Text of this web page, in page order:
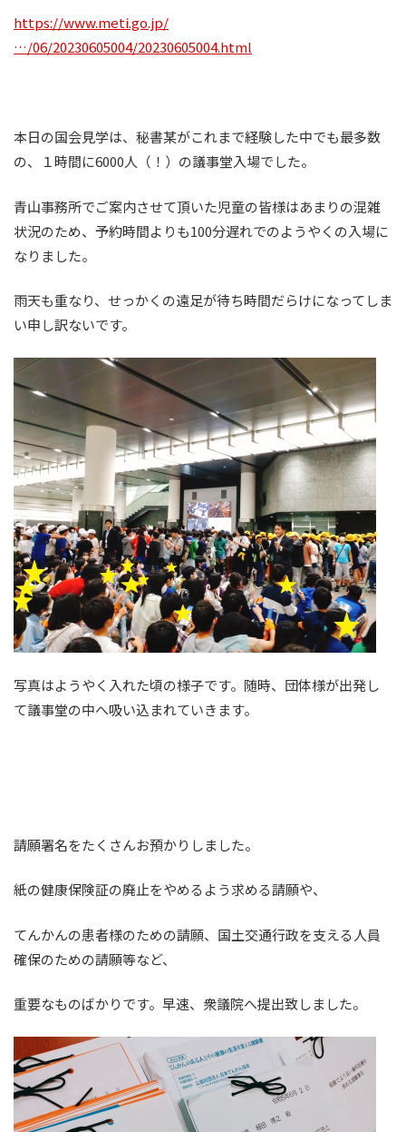
https://www.meti.go.jp/
…/06/20230605004/20230605004.html
本日の国会見学は、秘書某がこれまで経験した中でも最多数
の、１時間に6000人（！）の議事堂入場でした。
青山事務所でご案内させて頂いた児童の皆様はあまりの混雑
状況のため、予約時間よりも100分遅れでのようやくの入場に
なりました。
雨天も重なり、せっかくの遠足が待ち時間だらけになってしま
い申し訳ないです。
写真はようやく入れた頃の様子です。随時、団体様が出発し
て議事堂の中へ吸い込まれていきます。
請願署名をたくさんお預かりしました。
紙の健康保険証の廃止をやめるよう求める請願や、
てんかんの患者様のための請願、国土交通行政を支える人員
確保のための請願等など、
重要なものばかりです。早速、衆議院へ提出致しました。